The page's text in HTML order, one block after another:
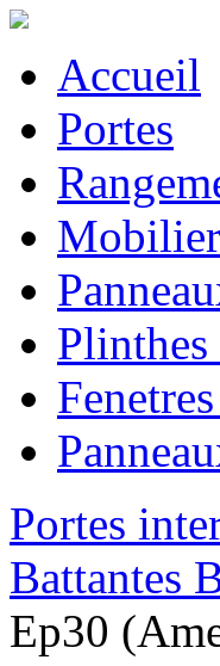
Accueil
Portes
Portes
Battantes
Ep30